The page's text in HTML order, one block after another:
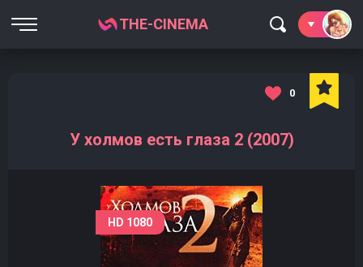
THE-CINEMA
У холмов есть глаза 2 (2007)
0
HD 1080